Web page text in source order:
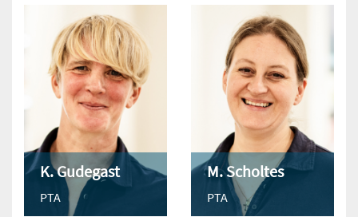
K. Gudegast
PTA
M. Scholtes
PTA